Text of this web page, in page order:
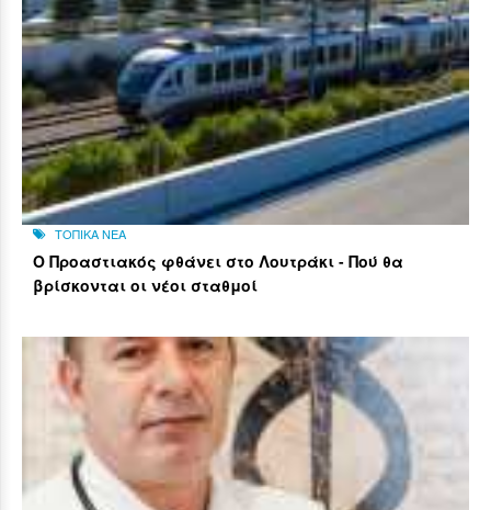
ΤΟΠΙΚΑ ΝΕΑ
Ο Προαστιακός φθάνει στο Λουτράκι - Πού θα
βρίσκονται οι νέοι σταθμοί